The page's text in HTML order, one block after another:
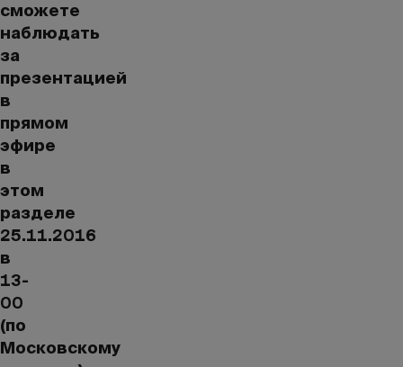
сможете
наблюдать
за
презентацией
в
прямом
эфире
в
этом
разделе
25.11.2016
в
13-
00
(по
Московскому